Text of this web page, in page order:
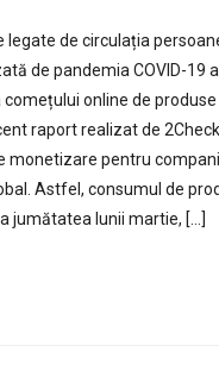
legate de circulația
de pandemia COVID-19
online de produse
raport realizat de
monetizare pentru
Astfel, consumul de
jumătatea lunii martie, […]